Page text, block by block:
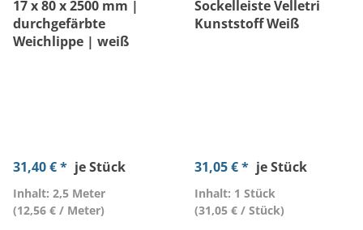
17 x 80 x 2500 mm |
durchgefärbte
Weichlippe | weiß
31,40 € * je Stück
Inhalt: 2,5 Meter
(12,56 € / Meter)
Sockelleiste Velletri
Kunststoff Weiß
31,05 € * je Stück
Inhalt: 1 Stück
(31,05 € / Stück)